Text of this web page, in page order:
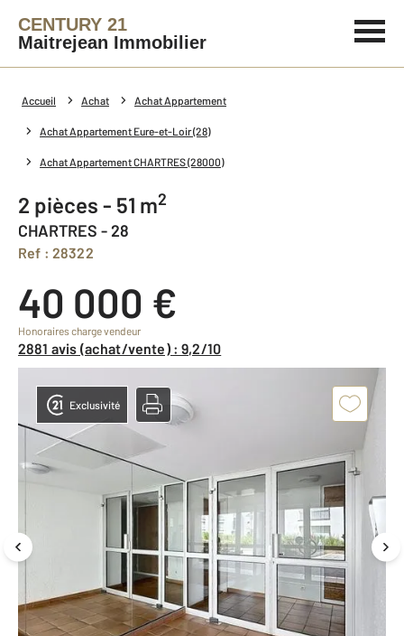
CENTURY 21
Maitrejean Immobilier
Accueil Achat Achat Appartement
Achat Appartement Eure-et-Loir (28)
Achat Appartement CHARTRES (28000)
2 pièces - 51 m2
CHARTRES - 28
Ref : 28322
40 000 €
Honoraires charge vendeur
2881 avis (achat/vente) : 9,2/10
Exclusivité